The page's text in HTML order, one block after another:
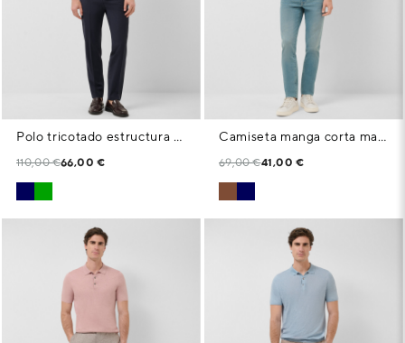
Polo tricotado estructura marino
110,00 €66,00 €
Camiseta manga corta marino con logo pecho
69,00 €41,00 €